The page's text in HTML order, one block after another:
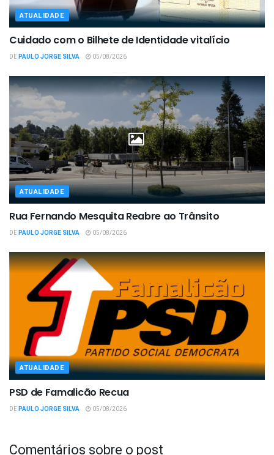
ATUALIDADE
Cuidado com o Bilhete de Identidade vitalício
DEPAULO JORGE SILVA 05/08/2026
ATUALIDADE
Rua Fernando Mesquita Reabre ao Trânsito
DEPAULO JORGE SILVA 05/08/2026
ATUALIDADE
PSD de Famalicão Recua
DEPAULO JORGE SILVA 05/08/2026
Comentários sobre o post